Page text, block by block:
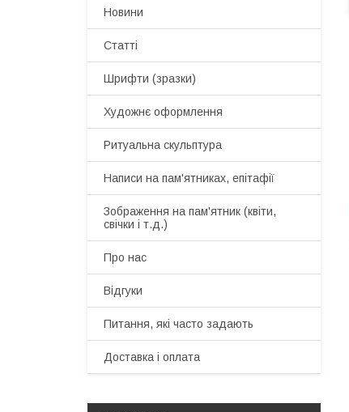
Новини
Статті
Шрифти (зразки)
Художнє оформлення
Ритуальна скульптура
Написи на пам'ятниках, епітафії
Зображення на пам'ятник (квіти,
свічки і т.д.)
Про нас
Відгуки
Питання, які часто задають
Доставка і оплата